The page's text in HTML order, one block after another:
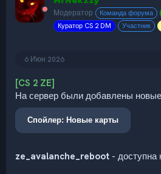
Модератор Команда форума
Куратор CS 2 DM
Участник
6 Июн 2026
[CS 2 ZE]
На сервер были добавлены
Спойлер: Новые карты
ze_avalanche_reboot - доступна